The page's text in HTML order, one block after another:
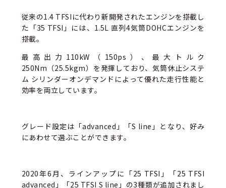
従来の1.4 TFSIに代わり新開発されたエンジンを搭載し
た「35 TFSI」には、1.5L 直列4気筒DOHCエンジンを
搭載。
最高出力110kW（150ps）、最大トルク
250Nm（25.5kgm）を発揮しており、気筒休止システ
ム シリンダーオンデマンドによって優れた⾛⾏性能と
効率を両立しています。
グレード設定は「advanced」「S line」となり、好み
にあわせて選ぶことができます。
2020年6月、ラインアップに「25 TFSI」「25 TFSI
advanced」「25 TFSI S line」の3種類が追加されまし